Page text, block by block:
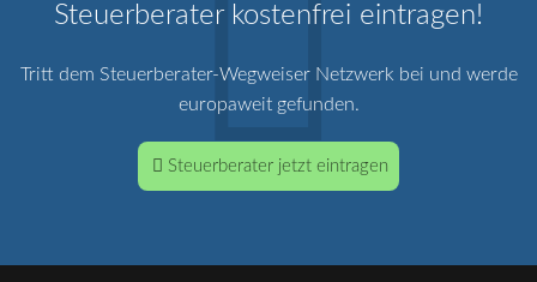
Steuerberater kostenfrei eintragen!
Tritt dem Steuerberater-Wegweiser Netzwerk bei und werde
europaweit gefunden.
Steuerberater jetzt eintragen